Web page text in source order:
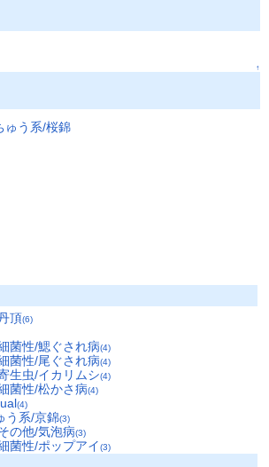
↑
ゅう系/桜錦
頂(6)
菌性/鰓ぐされ病(4)
菌性/尾ぐされ病(4)
生虫/イカリムシ(4)
菌性/松かさ病(4)
(4)
う系/京錦(3)
の他/気泡病(3)
菌性/ポップアイ(3)